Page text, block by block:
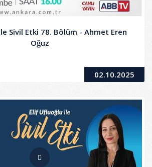
Sivil Etki 78. Bölüm - Ahmet Eren
Oğuz
02.10.2025